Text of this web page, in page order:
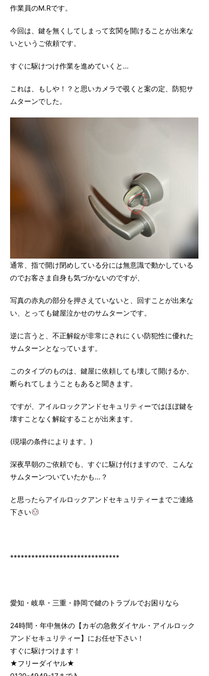
作業員のM.Rです。
今回は、鍵を無くしてしまって玄関を開けることが出来な
いというご依頼です。
すぐに駆けつけ作業を進めていくと…
これは、もしや！？と思いカメラで覗くと案の定、防犯サ
ムターンでした。
通常、指で開け閉めしている分には無意識で動かしている
のでお客さま自身も気づかないのですが、
写真の赤丸の部分を押さえていないと、回すことが出来な
い、とっても鍵屋泣かせのサムターンです。
逆に言うと、不正解錠が非常にされにくい防犯性に優れた
サムターンとなっています。
このタイプのものは、鍵屋に依頼しても壊して開けるか、
断られてしまうこともあると聞きます。
ですが、アイルロックアンドセキュリティーではほぼ鍵を
壊すことなく解錠することが出来ます。
(現場の条件によります。)
深夜早朝のご依頼でも、すぐに駆け付けますので、こんな
サムターンついていたかも…？
と思ったらアイルロックアンドセキュリティーまでご連絡
下さい
*******************************
愛知・岐阜・三重・静岡で鍵のトラブルでお困りなら
24時間・年中無休の【カギの急救ダイヤル・アイルロック
アンドセキュリティー】にお任せ下さい！
すぐに駆けつけます！
★フリーダイヤル★